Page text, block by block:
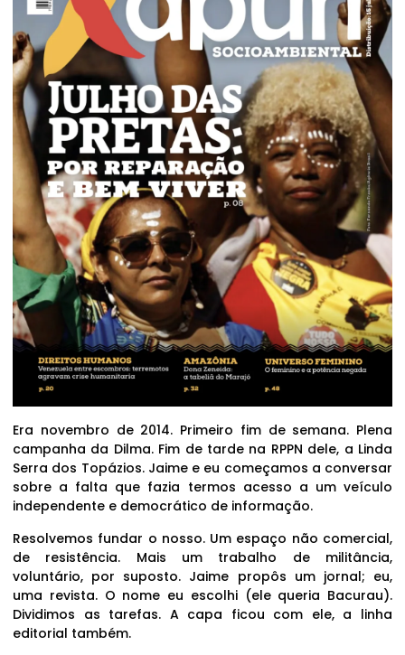
Era novembro de 2014. Primeiro fim de semana. Plena
campanha da Dilma. Fim de tarde na RPPN dele, a Linda
Serra dos Topázios. Jaime e eu começamos a conversar
sobre a falta que fazia termos acesso a um veículo
independente e democrático de informação.
Resolvemos fundar o nosso. Um espaço não comercial,
de resistência. Mais um trabalho de militância,
voluntário, por suposto. Jaime propôs um jornal; eu,
uma revista. O nome eu escolhi (ele queria Bacurau).
Dividimos as tarefas. A capa ficou com ele, a linha
editorial também.